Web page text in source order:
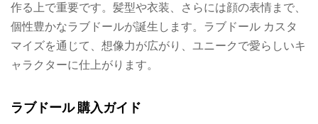
作る上で重要です。髪型や衣装、さらには顔の表情まで、
個性豊かなラブドールが誕生します。ラブドール カスタ
マイズを通じて、想像力が広がり、ユニークで愛らしいキ
ャラクターに仕上がります。
ラブドール 購入ガイド